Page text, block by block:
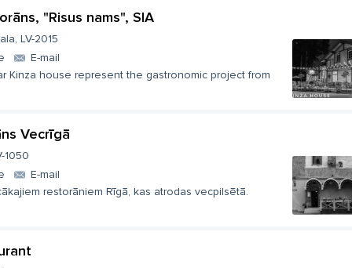
"Risus nams", SIA
LV-2015
E-mail
Kinza house represent the gastronomic project from
Vecrīgā
1050
E-mail
restorāniem Rīgā, kas atrodas vecpilsētā.